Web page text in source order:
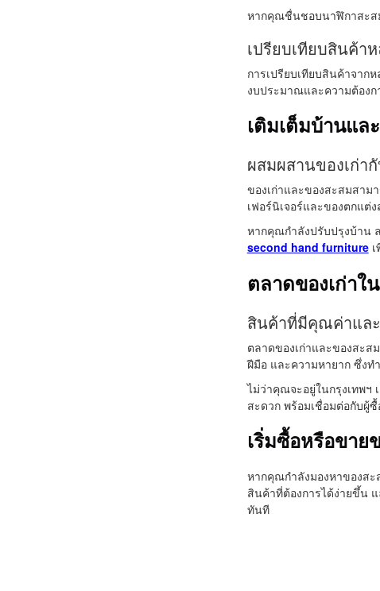
หากคุณชื่นชอบนาฬิกาสะส
เปรียบเทียบสินค้า
การเปรียบเทียบสินค้าจาก
งบประมาณและความต้องก
เติมเต็มบ้านแ
ผสมผสานของเก่า
ของเก่าและของสะสมสาม
เฟอร์นิเจอร์และของตกแต่
หากคุณกำลังปรับปรุงบ้าน
second hand furnitureเ
ตลาดของเก่าใ
สินค้าที่มีคุณค่าและ
ตลาดของเก่าและของสะ
ฝีมือ และความหายาก ซึ่งท
ไม่ว่าคุณจะอยู่ในกรุงเทพฯ
สะดวก พร้อมเชื่อมต่อกับผู้
เริ่มซื้อหรือขาย
หากคุณกำลังมองหาของส
สินค้าที่ต้องการได้ง่ายขึ้น
ทันที